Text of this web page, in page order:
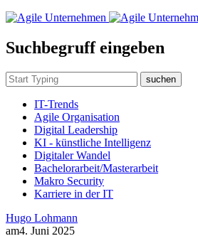
Suchbegruff eingeben
suchen
IT-Trends
Agile Organisation
Digital Leadership
KI - künstliche Intelligenz
Digitaler Wandel
Bachelorarbeit/Masterarbeit
Makro Security
Karriere in der IT
Hugo Lohmann
am4. Juni 2025